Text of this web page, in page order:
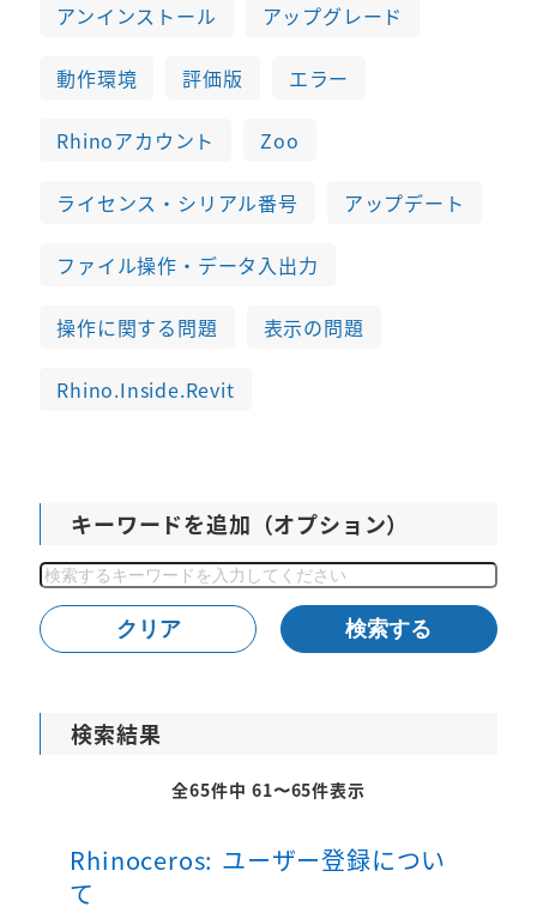
キーワードを追加（オプション）
検
索
アンインストール アップグレード
動作環境 評価版 エラー
Rhinoアカウント Zoo
ライセンス・シリアル番号 アップデート
ファイル操作・データ入出力
操作に関する問題 表示の問題
Rhino.Inside.Revit
クリア 検索する
検索結果
全65件中 61〜65件表示
Rhinoceros: ユーザー登録につい
て